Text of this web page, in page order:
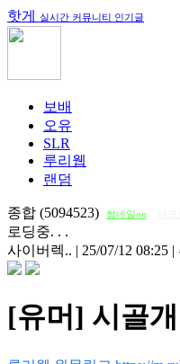
핫게 실시간 커뮤니티 인기글
보배
오유
SLR
루리웹
랜덤
종합 (5094523) 썸네일on
로딩중. . .
사이버렉.. | 25/07/12 08:25 |
[유머] 시골